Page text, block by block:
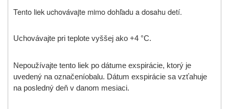
Tento liek uchovávajte mimo dohľadu a dosahu detí.
Uchovávajte pri teplote vyššej ako +4 °C.
Nepoužívajte tento liek po dátume exspirácie, ktorý je
uvedený na označeníobalu. Dátum exspirácie sa vzťahuje
na posledný deň v danom mesiaci.